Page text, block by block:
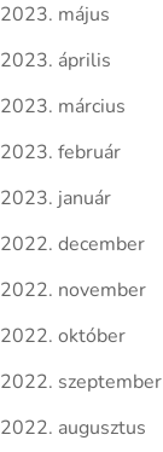
2023. május
2023. április
2023. március
2023. február
2023. január
2022. december
2022. november
2022. október
2022. szeptember
2022. augusztus